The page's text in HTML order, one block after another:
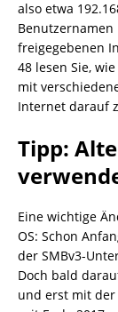
also etwa
Benutzernamen
freigegebenen
48 lesen Sie,
mit
Internet darauf
Tipp:
Eine wichtige
OS: Schon
der SMBv3-
Doch bald
und erst mit der